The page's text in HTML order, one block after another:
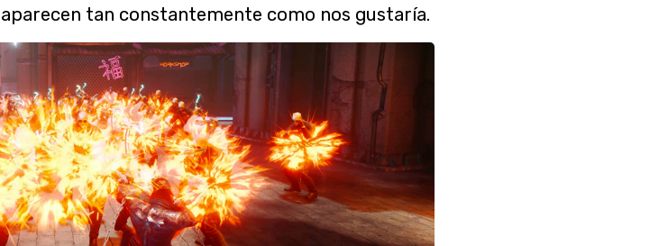
tan constantemente como nos gustaría.